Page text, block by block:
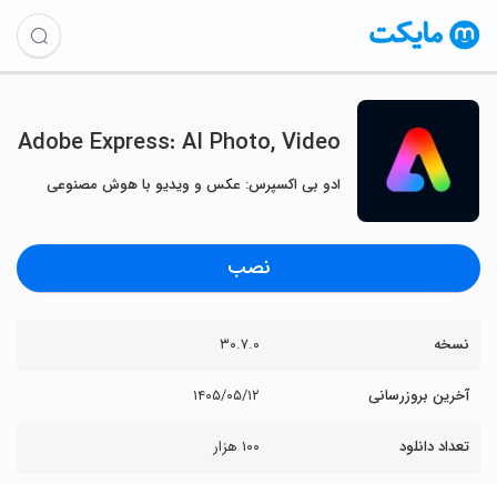
Adobe Express: AI Photo, Video
ادو بی اکسپرس: عکس و ویدیو با هوش مصنوعی
نصب
نسخه ۳۰.۷.۰
آخرین بروزرسانی ۱۴۰۵/۰۵/۱۲
تعداد دانلود ۱۰۰ هزار